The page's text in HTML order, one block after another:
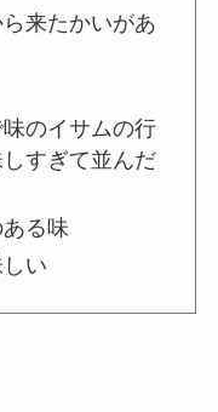
来たかいがあ
のイサムの行
すぎて並んだ
る味
い